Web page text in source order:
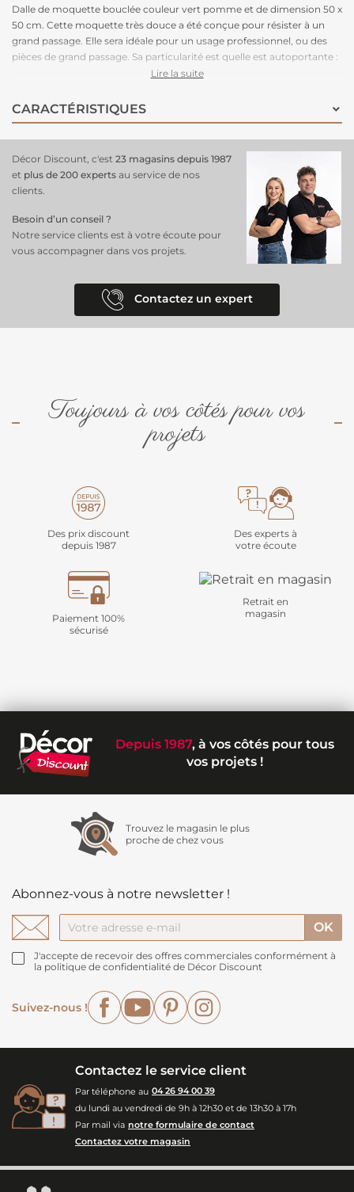
Dalle de moquette bouclée couleur vert pomme et de dimension 50 x
50 cm. Cette moquette très douce a été conçue pour résister à un
grand passage. Elle sera idéale pour un usage professionnel, ou des
pièces de grand passage. Sa particularité est quelle est autoportante :
elle se pose très rapidement et très facilement. Elle ne nécessite pas
refaire votre pièce un peu de temps. Très épaisse, elle apportera un
trés bon confort à la marche. Elle se décline en 27 couleurs, incluant
ainsi que quelques teintes funky et audacieuses. Elle existe aussi en
dimension 100 x 100 cm
Lire la suite
CARACTÉRISTIQUES
Décor Discount, c'est 23 magasins depuis 1987
et plus de 200 experts au service de nos
clients.
Besoin d’un conseil ?
Notre service clients est à votre écoute pour
vous accompagner dans vos projets.
Contactez un expert
Toujours à vos côtés pour vos
projets
Des prix discount
depuis 1987
Des experts à
votre écoute
Paiement 100%
sécurisé
Retrait en
magasin
Depuis 1987, à vos côtés pour tous
vos projets !
Trouvez le magasin le plus
proche de chez vous
Abonnez-vous à notre newsletter !
J'accepte de recevoir des offres commerciales conformément à
la politique de confidentialité de Décor Discount
Suivez-nous !
FacebookYouTubePinterest
Contactez le service client
Par téléphone au 04 26 94 00 39
du lundi au vendredi de 9h à 12h30 et de 13h30 à 17h
Par mail via notre formulaire de contact
Contactez votre magasin